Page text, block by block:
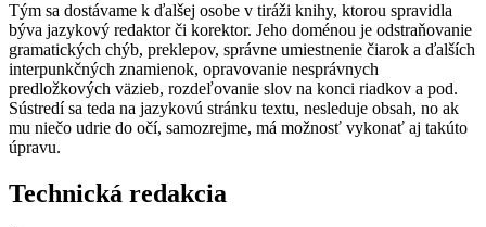
Tým sa dostávame k ďalšej osobe v tiráži knihy, ktorou spravidla
býva jazykový redaktor či korektor. Jeho doménou je odstraňovanie
gramatických chýb, preklepov, správne umiestnenie čiarok a ďalších
interpunkčných znamienok, opravovanie nesprávnych
predložkových väzieb, rozdeľovanie slov na konci riadkov a pod.
Sústredí sa teda na jazykovú stránku textu, nesleduje obsah, no ak
mu niečo udrie do očí, samozrejme, má možnosť vykonať aj takúto
úpravu.
Technická redakcia